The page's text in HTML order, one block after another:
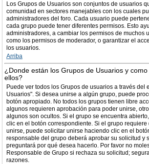
Los Grupos de Usuarios son conjuntos de usuarios
comunidad en sectores manejables con los cuales
administradores del foro. Cada usuario puede
cada grupo puede tener diferentes permisos. Esto
administradores, a cambiar los permisos de muchos
como los permisos de moderador, o garantizar el
los usuarios.
Arriba
¿Donde están los Grupos de Usuarios y
ellos?
Puede ver todos los Grupos de usuarios a través del
Usuarios". Si desea unirse a algún grupo, puede
botón apropiado. No todos los grupos tienen libre
algunos requieren aprobación para poder unirse,
algunos son ocultos. Si el grupo se encuentra
clic en el botón correspondiente. Si el grupo
unirse, puede solicitar unirse haciendo clic en el
responsable del grupo deberá aprobar su solicitud y
preguntará por qué desea hacerlo. Por favor no
Responsable de Grupo si rechaza su solicitud;
razones.